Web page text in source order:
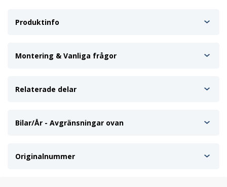
Produktinfo
Montering & Vanliga frågor
Relaterade delar
Bilar/År - Avgränsningar ovan
Originalnummer